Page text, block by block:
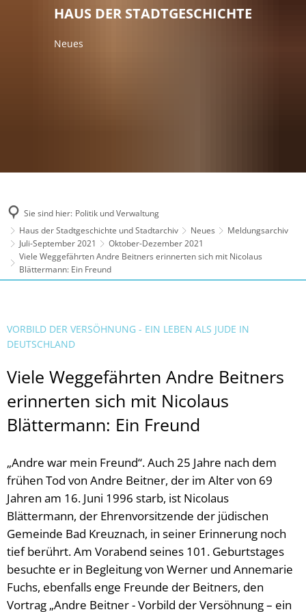
HAUS DER STADTGESCHICHTE
Neues
Sie sind hier: Politik und Verwaltung
Haus der Stadtgeschichte und Stadtarchiv
Neues
Meldungsarchiv
Juli-September 2021
Oktober-Dezember 2021
Viele Weggefährten Andre Beitners erinnerten sich mit Nicolaus
Blättermann: Ein Freund
VORBILD DER VERSÖHNUNG - EIN LEBEN ALS JUDE IN
DEUTSCHLAND
Viele Weggefährten Andre Beitners
erinnerten sich mit Nicolaus
Blättermann: Ein Freund
„Andre war mein Freund“. Auch 25 Jahre nach dem
frühen Tod von Andre Beitner, der im Alter von 69
Jahren am 16. Juni 1996 starb, ist Nicolaus
Blättermann, der Ehrenvorsitzende der jüdischen
Gemeinde Bad Kreuznach, in seiner Erinnerung noch
tief berührt. Am Vorabend seines 101. Geburtstages
besuchte er in Begleitung von Werner und Annemarie
Fuchs, ebenfalls enge Freunde der Beitners, den
Vortrag „Andre Beitner - Vorbild der Versöhnung – ein